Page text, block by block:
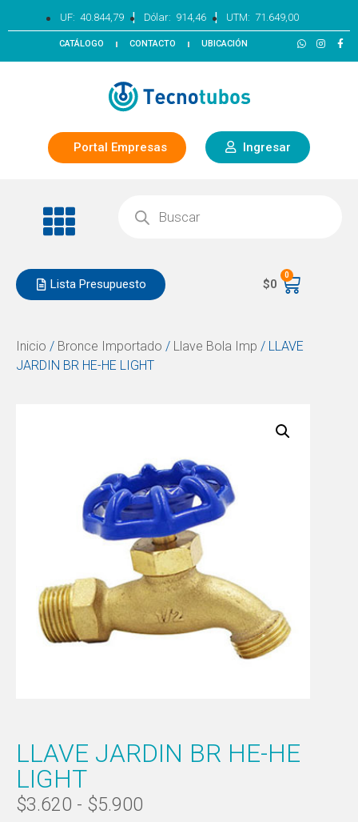
UF: 40.844,79 | Dólar: 914,46 | UTM: 71.649,00
CATÁLOGO CONTACTO UBICACIÓN
Portal Empresas Ingresar
Lista Presupuesto $0
0
Inicio / Bronce Importado / Llave Bola Imp / LLAVE
JARDIN BR HE-HE LIGHT
LLAVE JARDIN BR HE-HE
LIGHT
$3.620 - $5.900